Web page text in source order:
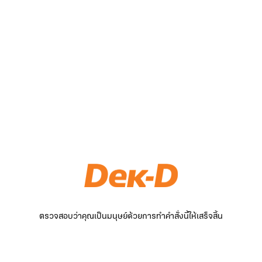
ตรวจสอบว่าคุณเป็นมนุษย์ด้วยการทำคำสั่งนี้ให้เสร็จสิ้น